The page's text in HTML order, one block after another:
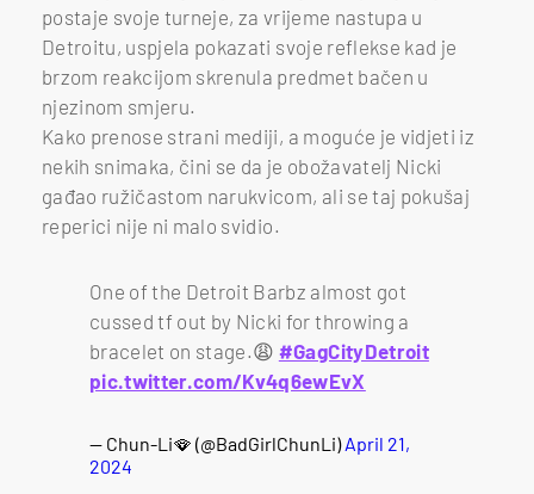
postaje svoje turneje, za vrijeme nastupa u
Detroitu, uspjela pokazati svoje reflekse kad je
brzom reakcijom skrenula predmet bačen u
njezinom smjeru.
Kako prenose strani mediji, a moguće je vidjeti iz
nekih snimaka, čini se da je obožavatelj Nicki
gađao ružičastom narukvicom, ali se taj pokušaj
reperici nije ni malo svidio.
One of the Detroit Barbz almost got
cussed tf out by Nicki for throwing a
bracelet on stage.😩 #GagCityDetroit
pic.twitter.com/Kv4q6ewEvX
— Chun-Li🪭 (@BadGirlChunLi)April 21,
2024